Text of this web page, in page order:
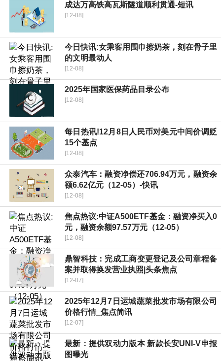
成达万高铁高瓦斯隧道顺利贯通-短讯
[12-08]
今日快讯:女乘客用围巾擦奶茶，刻在骨子里
的文明最动人
[12-08]
2025年国家医保药品目录公布
[12-08]
每日热讯!12月8日人民币对美元中间价调贬
15个基点
[12-08]
众泰汽车：融资净偿还706.94万元，融资余
额6.62亿元（12-05）-快讯
[12-08]
焦点热议:中证A500ETF基金：融资净买入0
元，融资余额97.57万元（12-05）
[12-08]
鼎智科技：完成工商变更登记及公司章程备
案并取得换发营业执照|头条焦点
[12-07]
2025年12月7日运城蔬菜批发市场有限公司
价格行情_焦点简讯
[12-07]
最新：提供双动力版本 新款长安UNI-V申报
图曝光